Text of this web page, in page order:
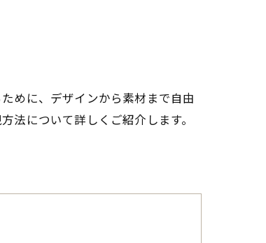
めに、デザインから素材まで自由
法について詳しくご紹介します。